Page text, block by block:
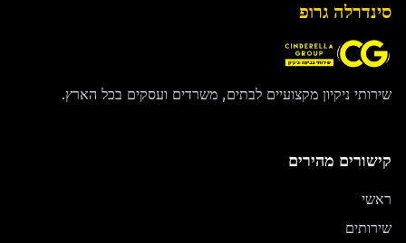
סינדרלה גרופ
שירותי ניקיון מקצועיים לבתים, משרדים ועסקים בכל הארץ.
קישורים מהירים
ראשי
שירותים